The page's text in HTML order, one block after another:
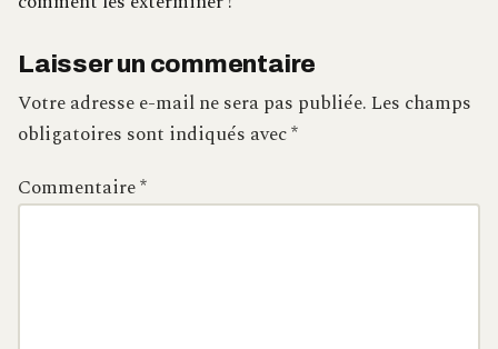
Laisser un commentaire
Votre adresse e-mail ne sera pas publiée.Les champs
obligatoires sont indiqués avec*
Commentaire*